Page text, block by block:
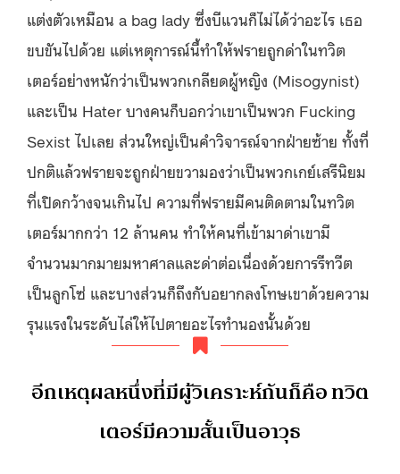
แต่งตัวเหมือน a bag lady ซึ่งบีแวนก็ไม่ได้ว่าอะไร เธอ
ขบขันไปด้วย แต่เหตุการณ์นี้ทำให้ฟรายถูกด่าในทวิต
เตอร์อย่างหนักว่าเป็นพวกเกลียดผู้หญิง (Misogynist)
และเป็น Hater บางคนก็บอกว่าเขาเป็นพวก Fucking
Sexist ไปเลย ส่วนใหญ่เป็นคำวิจารณ์จากฝ่ายซ้าย ทั้งที่
ปกติแล้วฟรายจะถูกฝ่ายขวามองว่าเป็นพวกเกย์เสรีนิยม
ที่เปิดกว้างจนเกินไป ความที่ฟรายมีคนติดตามในทวิต
เตอร์มากกว่า 12 ล้านคน ทำให้คนที่เข้ามาด่าเขามี
จำนวนมากมายมหาศาลและด่าต่อเนื่องด้วยการรีทวีต
เป็นลูกโซ่ และบางส่วนก็ถึงกับอยากลงโทษเขาด้วยความ
รุนแรงในระดับไล่ให้ไปตายอะไรทำนองนั้นด้วย
อีกเหตุผลหนึ่งที่มีผู้วิเคราะห์กันก็คือ ทวิต
เตอร์มีความสั้นเป็นอาวุธ